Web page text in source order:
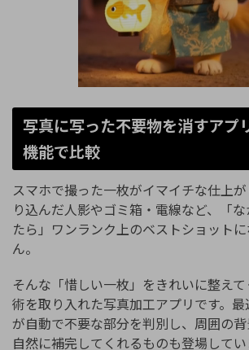
写真に写った不要物を消すアプ
機能で比較
スマホで撮った一枚がイマイチな仕上
り込んだ人影やゴミ箱・電線など、「
たら」ワンランク上のベストショット
ん。
そんな「惜しい一枚」をきれいに整え
術を取り入れた写真加工アプリです。
が自動で不要な部分を判別し、周囲の
自然に補完してくれるものも登場して